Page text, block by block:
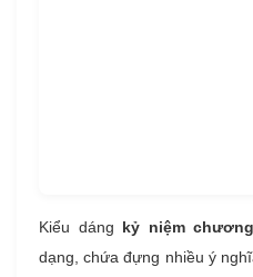
Kiểu dáng kỷ niệm chương
dạng, chứa đựng nhiều ý